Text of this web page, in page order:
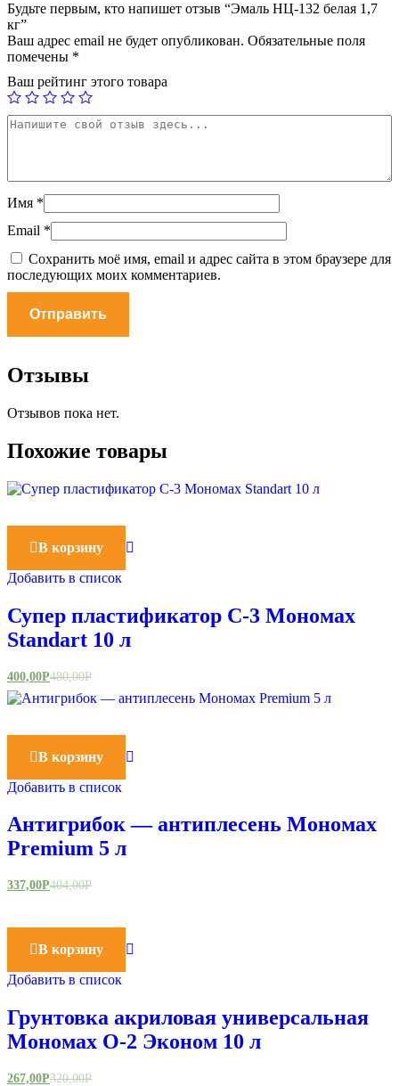
Будьте первым, кто напишет отзыв “Эмаль НЦ-132 белая 1,7
кг”
Ваш адрес email не будет опубликован. Обязательные поля
помечены *
Ваш рейтинг этого товара
Имя *
Email *
Сохранить моё имя, email и адрес сайта в этом браузере для
последующих моих комментариев.
Отзывы
Отзывов пока нет.
Похожие товары
В корзину
Добавить в список
Супер пластификатор С-3 Мономах
Standart 10 л
400,00Р480,00Р
В корзину
Добавить в список
Антигрибок — антиплесень Мономах
Premium 5 л
337,00Р404,00Р
В корзину
Добавить в список
Грунтовка акриловая универсальная
Мономах О-2 Эконом 10 л
267,00Р320,00Р